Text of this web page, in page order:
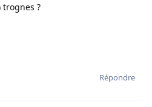
trognes ?
Répondre